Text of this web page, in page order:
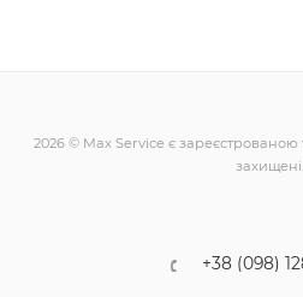
2026 © Max Service є
захищені.
+38 (098)